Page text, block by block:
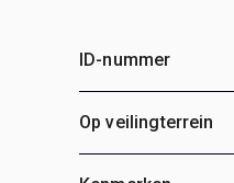
ID-nummer
Op veilingterrein